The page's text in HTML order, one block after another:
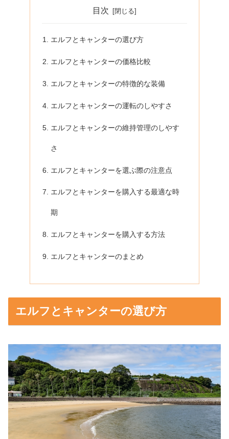
目次
エルフとキャンターの選び方
エルフとキャンターの価格比較
エルフとキャンターの特徴的な装備
エルフとキャンターの運転のしやすさ
エルフとキャンターの維持管理のしやす
さ
エルフとキャンターを選ぶ際の注意点
エルフとキャンターを購入する最適な時
期
エルフとキャンターを購入する方法
エルフとキャンターのまとめ
エルフとキャンターの選び方